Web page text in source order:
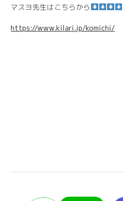
マスヨ先生はこちらから
https://www.kilari.jp/komichi/